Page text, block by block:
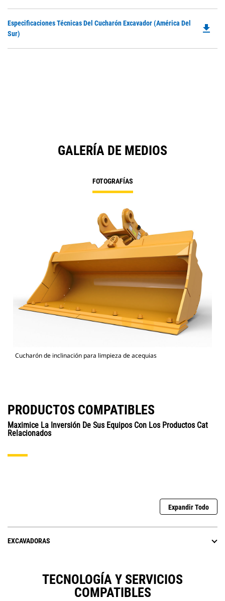
Especificaciones Técnicas Del Cucharón Excavador (América Del
Sur)
file_download
GALERÍA DE MEDIOS
FOTOGRAFÍAS
Cucharón de inclinación para limpieza de acequias
PRODUCTOS COMPATIBLES
Maximice La Inversión De Sus Equipos Con Los Productos Cat
Relacionados
Expandir Todo
EXCAVADORAS
TECNOLOGÍA Y SERVICIOS
COMPATIBLES